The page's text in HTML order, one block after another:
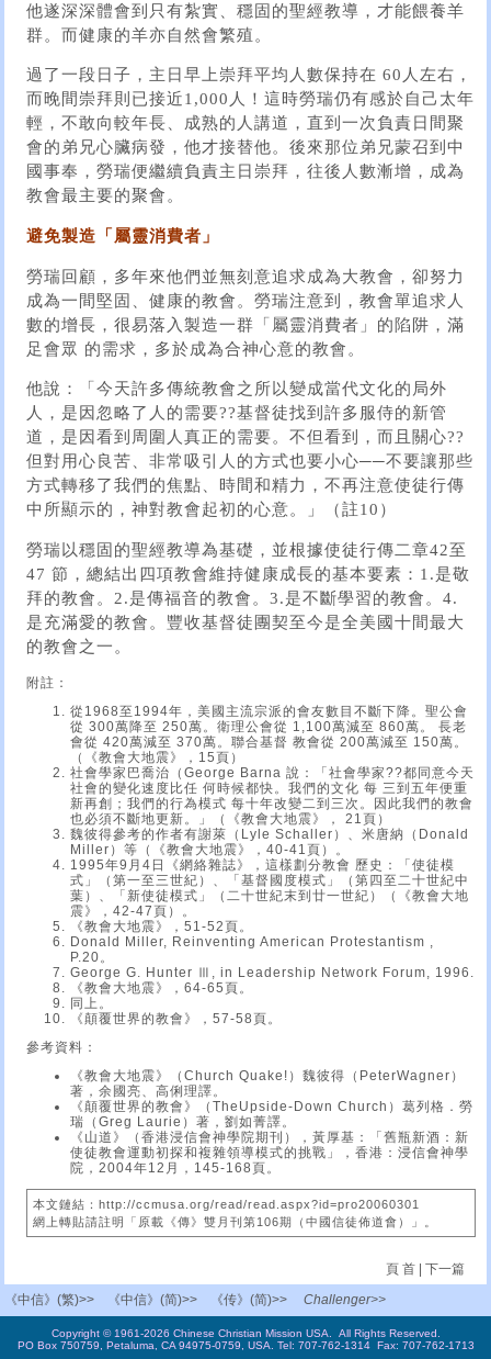
他遂深深體會到只有紮實、穩固的聖經教導，才能餵養羊
群。而健康的羊亦自然會繁殖。
過了一段日子，主日早上崇拜平均人數保持在 60人左右，
而晚間崇拜則已接近1,000人！這時勞瑞仍有感於自己太年
輕，不敢向較年長、成熟的人講道，直到一次負責日間聚
會的弟兄心臟病發，他才接替他。後來那位弟兄蒙召到中
國事奉，勞瑞便繼續負責主日崇拜，往後人數漸增，成為
教會最主要的聚會。
避免製造「屬靈消費者」
勞瑞回顧，多年來他們並無刻意追求成為大教會，卻努力
成為一間堅固、健康的教會。勞瑞注意到，教會單追求人
數的增長，很易落入製造一群「屬靈消費者」的陷阱，滿
足會眾 的需求，多於成為合神心意的教會。
他說：「今天許多傳統教會之所以變成當代文化的局外
人，是因忽略了人的需要??基督徒找到許多服侍的新管
道，是因看到周圍人真正的需要。不但看到，而且關心??
但對用心良苦、非常吸引人的方式也要小心──不要讓那些
方式轉移了我們的焦點、時間和精力，不再注意使徒行傳
中所顯示的，神對教會起初的心意。」（註10）
勞瑞以穩固的聖經教導為基礎，並根據使徒行傳二章42至
47 節，總結出四項教會維持健康成長的基本要素：1.是敬
拜的教會。2.是傳福音的教會。3.是不斷學習的教會。4.
是充滿愛的教會。豐收基督徒團契至今是全美國十間最大
的教會之一。
附註：
從1968至1994年，美國主流宗派的會友數目不斷下降。聖公會
從 300萬降至 250萬。衛理公會從 1,100萬減至 860萬。 長老
會從 420萬減至 370萬。聯合基督 教會從 200萬減至 150萬。
（《教會大地震》，15頁）
社會學家巴喬治（George Barna 說：「社會學家??都同意今天
社會的變化速度比任 何時候都快。我們的文化 每 三到五年便重
新再創；我們的行為模式 每十年改變二到三次。因此我們的教會
也必須不斷地更新。」（《教會大地震》， 21頁）
魏彼得參考的作者有謝萊（Lyle Schaller）、米唐納（Donald
Miller）等（《教會大地震》，40-41頁）。
1995年9月4日《網絡雜誌》，這樣劃分教會 歷史：「使徒模
式」（第一至三世紀）、「基督國度模式」（第四至二十世紀中
葉）、「新使徒模式」（二十世紀末到廿一世紀）（《教會大地
震》，42-47頁）。
《教會大地震》，51-52頁。
Donald Miller, Reinventing American Protestantism ,
P.20。
George G. Hunter Ⅲ, in Leadership Network Forum, 1996.
《教會大地震》，64-65頁。
同上。
《顛覆世界的教會》，57-58頁。
參考資料：
《教會大地震》（Church Quake!）魏彼得（PeterWagner）
著，余國亮、高俐理譯。
《顛覆世界的教會》（TheUpside-Down Church）葛列格．勞
瑞（Greg Laurie）著，劉如菁譯。
《山道》（香港浸信會神學院期刊），黃厚基：「舊瓶新酒：新
使徒教會運動初探和複雜領導模式的挑戰」，香港：浸信會神學
院，2004年12月，145-168頁。
本文鏈結：http://ccmusa.org/read/read.aspx?id=pro20060301
網上轉貼請註明「原載《傳》雙月刊第106期（中國信徒佈道會）」。
頁 首 | 下一篇
《中信》(繁)>>
《中信》(简)>> 《传》(简)>> Challenger>>
Copyright © 1961-2026 Chinese Christian Mission USA. All Rights Reserved.
PO Box 750759, Petaluma, CA 94975-0759, USA. Tel: 707-762-1314 Fax: 707-762-1713